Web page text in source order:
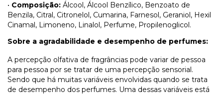
• Composição: Álcool, Álcool Benzílico, Benzoato de
Benzila, Citral, Citronelol, Cumarina, Farnesol, Geraniol, Hexil
Cinamal, Limoneno, Linalol, Perfume, Propilenoglicol.
Sobre a agradabilidade e desempenho de perfumes:
A percepção olfativa de fragrâncias pode variar de pessoa
para pessoa por se tratar de uma percepção sensorial.
Sendo que há muitas variáveis envolvidas quando se trata
de desempenho dos perfumes. Uma dessas variáveis está